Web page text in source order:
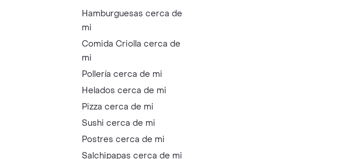
Hamburguesas cerca de
mi
Comida Criolla cerca de
mi
Pollería cerca de mi
Helados cerca de mi
Pizza cerca de mi
Sushi cerca de mi
Postres cerca de mi
Salchipapas cerca de mi